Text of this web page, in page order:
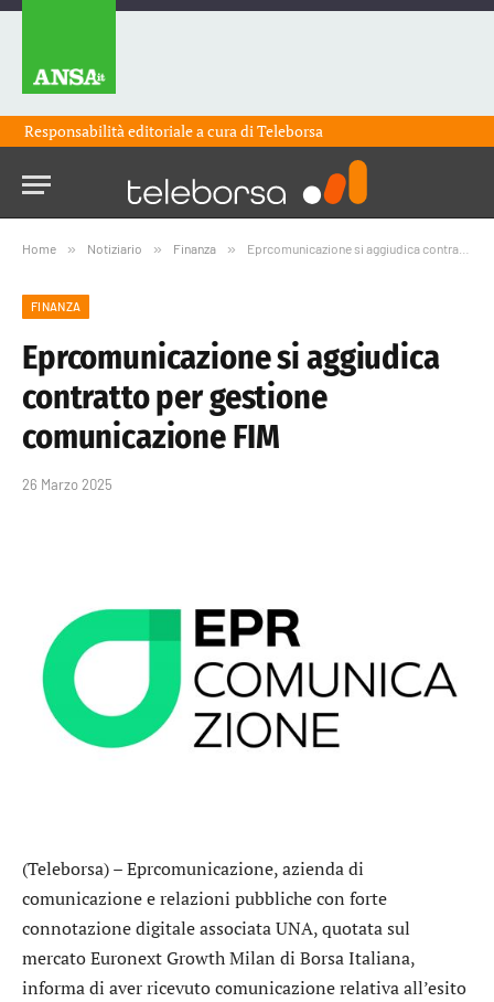
Responsabilità editoriale a cura diTeleborsa
Home » Notiziario » Finanza » Eprcomunicazione si aggiudica contratto per gestione comunicazione FIM
FINANZA
Eprcomunicazione si aggiudica
contratto per gestione
comunicazione FIM
26 Marzo 2025
(Teleborsa) –Eprcomunicazione, azienda di
comunicazione e relazioni pubbliche con forte
connotazione digitale associata UNA, quotata sul
mercato Euronext Growth Milan di Borsa Italiana,
informa di aver ricevuto comunicazione relativa all’esito